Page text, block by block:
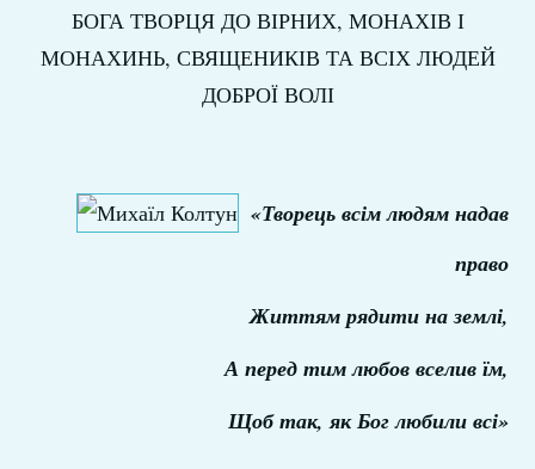
БОГА ТВОРЦЯ ДО ВІРНИХ, МОНАХІВ І
МОНАХИНЬ, СВЯЩЕНИКІВ ТА ВСІХ ЛЮДЕЙ
ДОБРОЇ ВОЛІ
«Творець всім людям надав
право
Життям рядити на землі,
А перед тим любов вселив їм,
Щоб так, як Бог любили всі»